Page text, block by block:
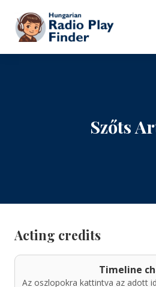
To contents
Szőts
Acting credits
Timeline
Az oszlopokra kattintva az adott